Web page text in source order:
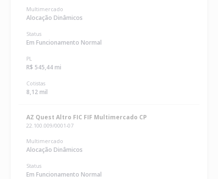
Multimercado
Alocação Dinâmicos
Status
Em Funcionamento Normal
PL
R$ 545,44 mi
Cotistas
8,12 mil
AZ Quest Altro FIC FIF Multimercado CP
22.100.009/0001-07
Multimercado
Alocação Dinâmicos
Status
Em Funcionamento Normal